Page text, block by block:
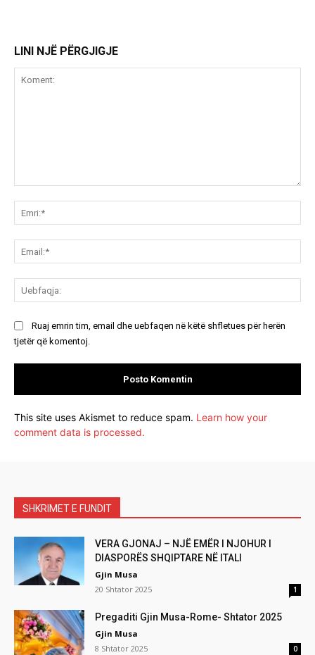
LINI NJË PËRGJIGJE
Ruaj emrin tim, email dhe uebfaqen në këtë shfletues për herën
tjetër që komentoj.
This site uses Akismet to reduce spam. Learn how your
comment data is processed.
SHKRIMET E FUNDIT
VERA GJONAJ – NJË EMËR I NJOHUR I
DIASPORËS SHQIPTARE NË ITALI
Gjin Musa
20 Shtator 2025
1
Pregaditi Gjin Musa-Rome- Shtator 2025
Gjin Musa
8 Shtator 2025
0